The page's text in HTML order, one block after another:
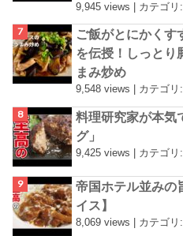
9,945 views カテゴ
ご飯がとにかくす
を伝授！しっとり
まみ炒め
9,548 views カテゴ
料理研究家が本気
グ」
9,425 views | カテゴ
帝国ホテル並み
イス】
8,069 views カテゴ